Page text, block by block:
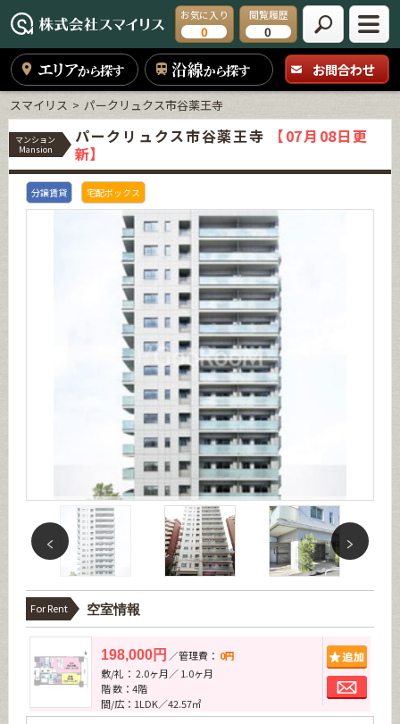
お気に入り
0
閲覧履歴
0
エリアから探す 沿線から探す お問合わせ
スマイリス パークリュクス市谷薬王寺
マンション
Mansion
パークリュクス市谷薬王寺
【07月08日更
新】
分譲賃貸 宅配ボックス
For Rent 空室情報
198,000円 ／管理費： 0円
敷/礼： 2.0ヶ月／ 1.0ヶ月
階 数：4階
間/広：1LDK／42.57㎡